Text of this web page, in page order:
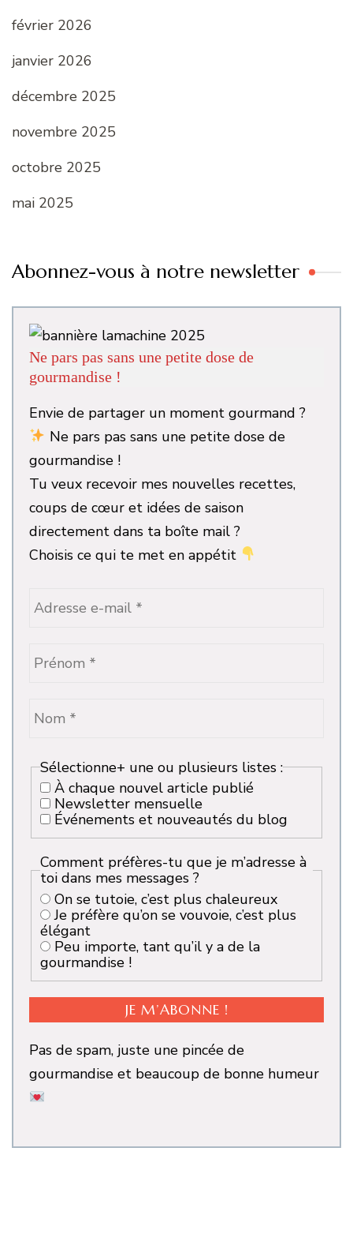
février 2026
janvier 2026
décembre 2025
novembre 2025
octobre 2025
mai 2025
Abonnez-vous à notre newsletter
Ne pars pas sans une petite dose de
gourmandise !
Envie de partager un moment gourmand ?
Ne pars pas sans une petite dose de
gourmandise !
Tu veux recevoir mes nouvelles recettes,
coups de cœur et idées de saison
directement dans ta boîte mail ?
Choisis ce qui te met en appétit
Sélectionne+ une ou plusieurs listes :
À chaque nouvel article publié
Newsletter mensuelle
Événements et nouveautés du blog
Comment préfères-tu que je m’adresse à
toi dans mes messages ?
On se tutoie, c’est plus chaleureux
Je préfère qu’on se vouvoie, c’est plus
élégant
gourmandise !
Pas de spam, juste une pincée de
gourmandise et beaucoup de bonne humeur